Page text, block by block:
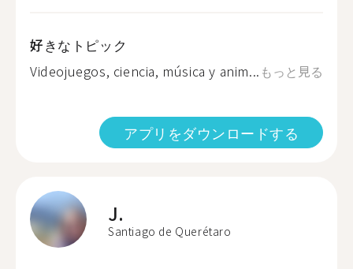
好きなトピック
Videojuegos, ciencia, música y anim... もっと見る
アプリをダウンロードする
J.
Santiago de Querétaro